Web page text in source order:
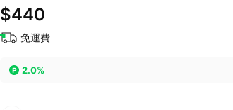
$440
免運費
2.0%